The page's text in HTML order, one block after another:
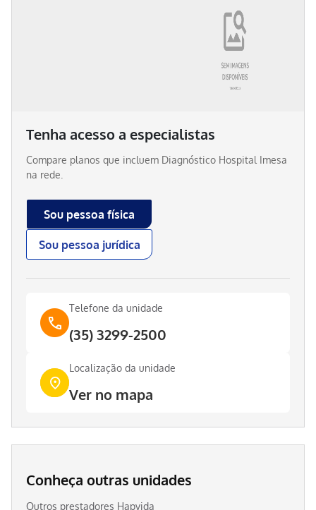
Tenha acesso a especialistas
Compare planos que incluem Diagnóstico Hospital Imesa
na rede.
Sou pessoa física
Sou pessoa jurídica
Telefone da unidade
(35) 3299-2500
Localização da unidade
Ver no mapa
Conheça outras unidades
Outros prestadores Hapvida